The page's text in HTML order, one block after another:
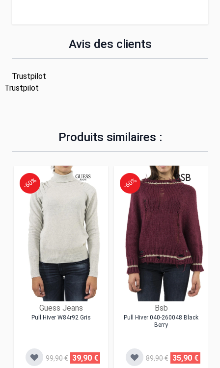
Avis des clients
Trustpilot
Trustpilot
Produits similaires :
Guess Jeans
Pull Hiver W84r92 Gris
-60%
99,90 € 39,90 €
Bsb
Pull Hiver 040-260048 Black
Berry
-60%
89,90 € 35,90 €